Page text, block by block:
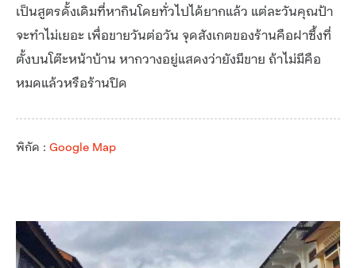
เป็นสูตรดั้งเดิมที่หากินโดยทั่วไปได้ยากแล้ว แต่ละวันคุณป้า
จะทำไม่เยอะ เพื่อขายวันต่อวัน จุดสังเกตของร้านคือฝาซึ้งที่
ตั้งบนโต๊ะหน้าบ้าน หากวางอยู่แสดงว่ายังมีขาย ถ้าไม่มีคือ
หมดแล้วหรือร้านปิด
พิกัด : Google Map